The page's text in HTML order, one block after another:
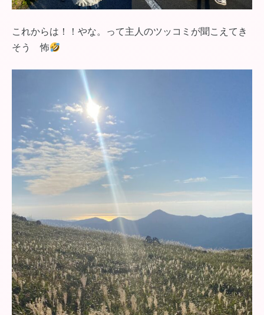
これからは！！やな。って主人のツッコミが聞こえてき
そう 怖